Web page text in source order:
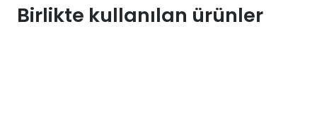
Birlikte kullanılan ürünler